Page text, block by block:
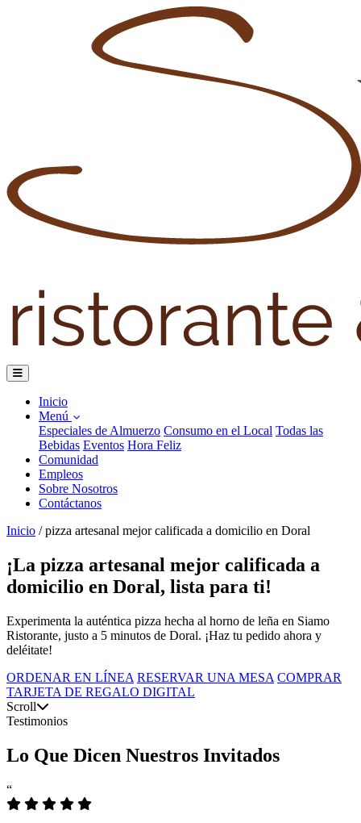
Inicio
Menú
Especiales de Almuerzo Consumo en el Local Todas las
Bebidas Eventos Hora Feliz
Comunidad
Empleos
Sobre Nosotros
Contáctanos
Inicio / pizza artesanal mejor calificada a domicilio en Doral
¡La pizza artesanal mejor calificada a
domicilio en Doral, lista para ti!
Experimenta la auténtica pizza hecha al horno de leña en Siamo
Ristorante, justo a 5 minutos de Doral. ¡Haz tu pedido ahora y
deléitate!
ORDENAR EN LÍNEA RESERVAR UNA MESA COMPRAR
TARJETA DE REGALO DIGITAL
Scroll
Testimonios
Lo Que Dicen Nuestros Invitados
“